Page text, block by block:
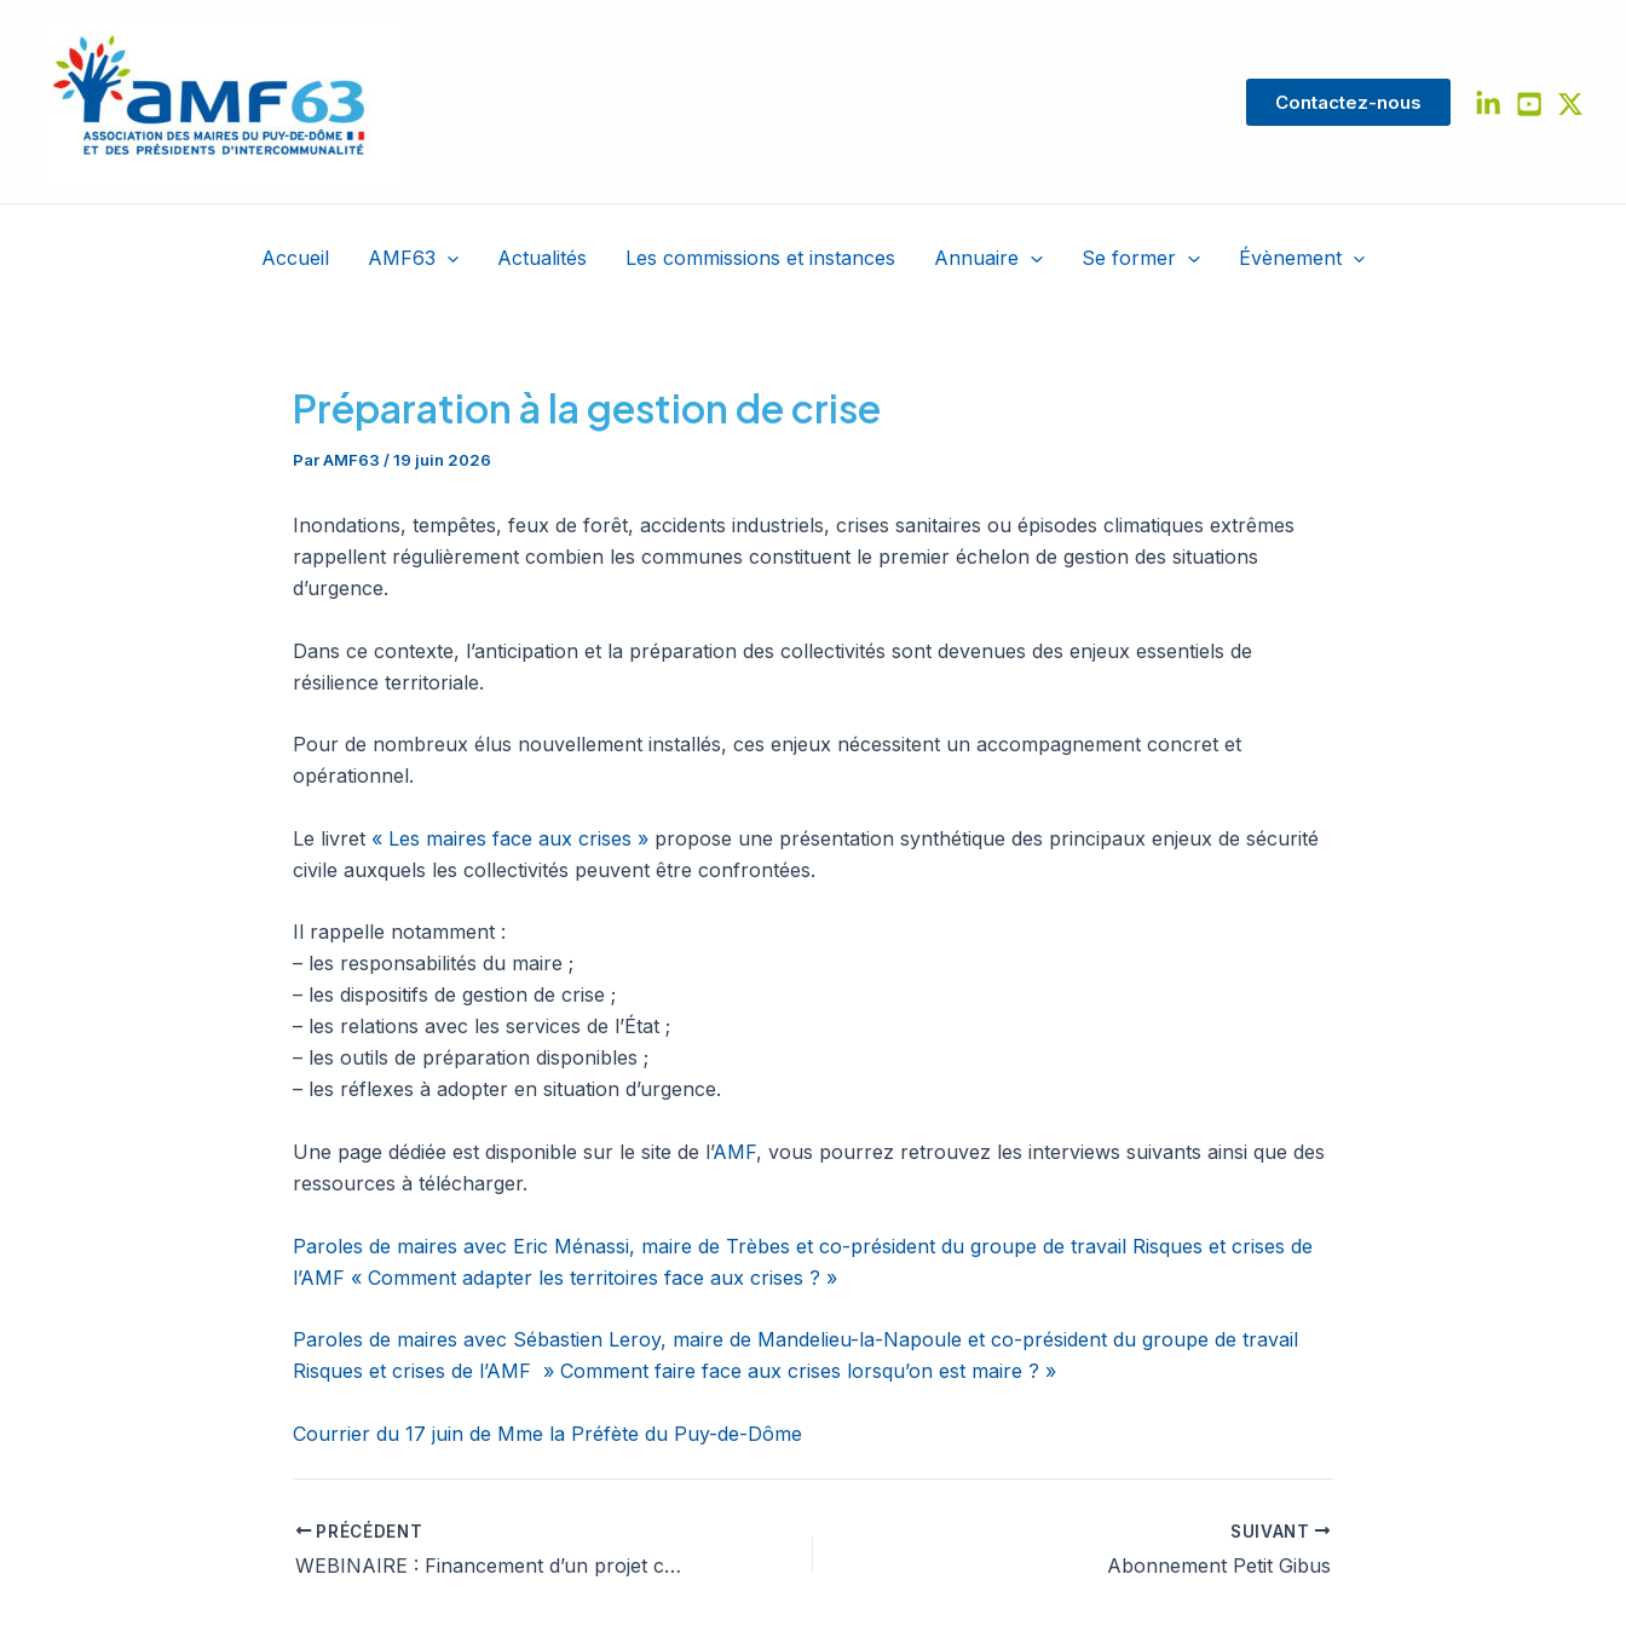
contenu
Contactez-nous
Accueil AMF63 Actualités Les commissions et instances Annuaire Se former Évènement
Préparation à la gestion de crise
ParAMF63 /19 juin 2026
Inondations, tempêtes, feux de forêt, accidents industriels, crises sanitaires ou épisodes climatiques extrêmes
rappellent régulièrement combien les communes constituent le premier échelon de gestion des situations
d’urgence.
Dans ce contexte, l’anticipation et la préparation des collectivités sont devenues des enjeux essentiels de
résilience territoriale.
Pour de nombreux élus nouvellement installés, ces enjeux nécessitent un accompagnement concret et
opérationnel.
Le livret « Les maires face aux crises » propose une présentation synthétique des principaux enjeux de sécurité
civile auxquels les collectivités peuvent être confrontées.
Il rappelle notamment :
– les responsabilités du maire ;
– les dispositifs de gestion de crise ;
– les relations avec les services de l’État ;
– les outils de préparation disponibles ;
– les réflexes à adopter en situation d’urgence.
Une page dédiée est disponible sur le site de l’AMF, vous pourrez retrouvez les interviews suivants ainsi que des
ressources à télécharger.
Paroles de maires avec Eric Ménassi, maire de Trèbes et co-président du groupe de travail Risques et crises de
l’AMF « Comment adapter les territoires face aux crises ? »
Paroles de maires avec Sébastien Leroy, maire de Mandelieu-la-Napoule et co-président du groupe de travail
Risques et crises de l’AMF » Comment faire face aux crises lorsqu’on est maire ? »
Courrier du 17 juin de Mme la Préfète du Puy-de-Dôme
PRÉCÉDENT
WEBINAIRE : Financement d’un projet communal
SUIVANT
Abonnement Petit Gibus